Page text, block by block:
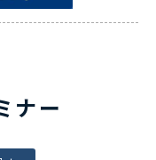
ナー